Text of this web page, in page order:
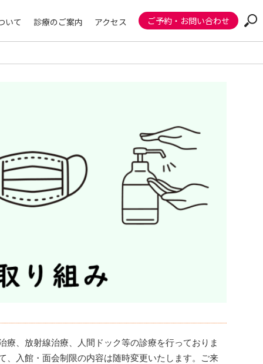
いて 診療のご案内 アクセス ご予約・お問い合わせ
、放射線治療、人間ドック等の診療を行っておりま
、入館・面会制限の内容は随時変更いたします。ご来